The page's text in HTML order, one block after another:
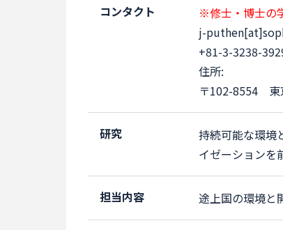
コンタクト
※修士・博士の
j-
+81-3-3238-
住所:
〒102-8554
研究
持続可能な環境
イゼーションを
担当内容 途上国の環境と